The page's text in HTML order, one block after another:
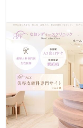
ンテイストと、温
寧に調整しています
SEO対策では、「静
科」などの主要キ
が安心して通えるク
に最適化しました。
といった特徴も
工夫を施しています
全体として、たむら
ての年代の女性を支
ン・文章・導線のす
るよう丁寧に設計
妊相談といった幅
て、“安心して相談
ています。
デザイン面では、
を取り込んだ写真
グレーや淡い藤色を
構築しました。女性
してページを読み進
レイアウトにしてい
コンテンツ面では、